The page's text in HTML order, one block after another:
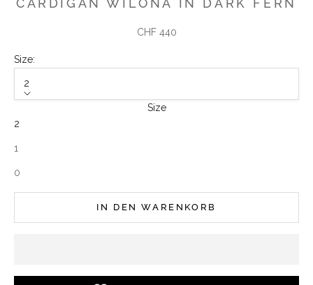
CARDIGAN WILONA IN DARK FERN
Angebot
CHF 440
Size:
2
Size
2
1
0
IN DEN WARENKORB